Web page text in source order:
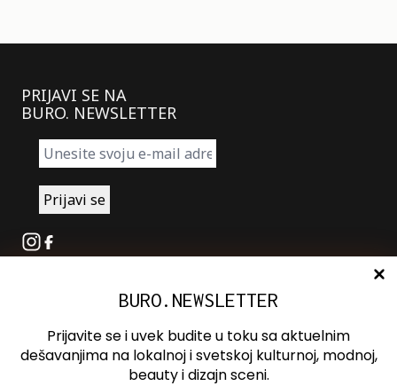
PRIJAVI SE NA
BURO. NEWSLETTER
Instagram
Facebook
Oglašavanje
Kontakt
BURO.NEWSLETTER
Prijavite se i uvek budite u toku sa aktuelnim
dešavanjima na lokalnoj i svetskoj kulturnoj, modnoj,
beauty i dizajn sceni.